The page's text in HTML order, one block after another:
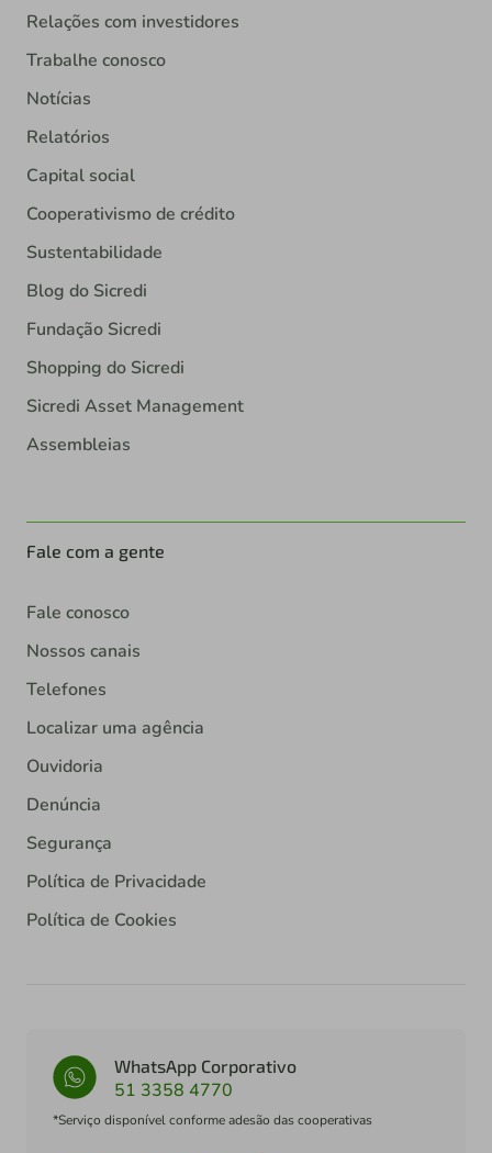
Relações com investidores
Trabalhe conosco
Notícias
Relatórios
Capital social
Cooperativismo de crédito
Sustentabilidade
Blog do Sicredi
Fundação Sicredi
Shopping do Sicredi
Sicredi Asset Management
Assembleias
Fale com a gente
Fale conosco
Nossos canais
Telefones
Localizar uma agência
Ouvidoria
Denúncia
Segurança
Política de Privacidade
Política de Cookies
WhatsApp Corporativo
51 3358 4770
*Serviço disponível conforme adesão das cooperativas